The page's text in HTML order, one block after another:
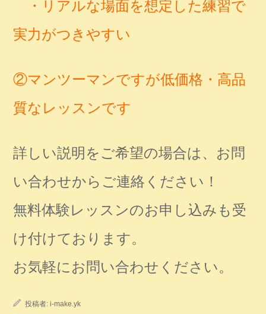
・リアルな場面を想定した練習で
実力がつきやすい
②マンツーマンですが低価格・高品
質なレッスンです
詳しい説明をご希望の場合は、お問
い合わせからご連絡ください！
無料体験レッスンのお申し込みも受
け付けております。
お気軽にお問い合わせください。
投稿者: i-make.yk